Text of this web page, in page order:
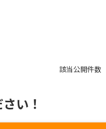
該当公開件数
い！